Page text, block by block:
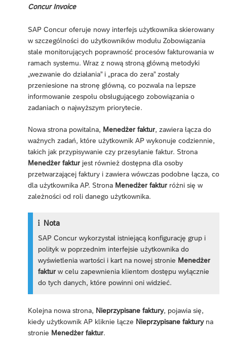
Concur Invoice
SAP Concur oferuje nowy interfejs użytkownika skierowany
w szczególności do użytkowników modułu Zobowiązania
stale monitorujących poprawność procesów fakturowania w
ramach systemu. Wraz z nową stroną główną metodyki
„wezwanie do działania” i „praca do zera” zostały
przeniesione na stronę główną, co pozwala na lepsze
informowanie zespołu obsługującego zobowiązania o
zadaniach o najwyższym priorytecie.
Nowa strona powitalna, Menedżer faktur, zawiera łącza do
ważnych zadań, które użytkownik AP wykonuje codziennie,
takich jak przypisywanie czy przesyłanie faktur. Strona
Menedżer faktur jest również dostępna dla osoby
przetwarzającej faktury i zawiera wówczas podobne łącza, co
dla użytkownika AP. Strona Menedżer faktur różni się w
zależności od roli danego użytkownika.
Nota
SAP Concur wykorzystał istniejącą konfigurację grup i
polityk w poprzednim interfejsie użytkownika do
wyświetlenia wartości i kart na nowej stronie Menedżer
faktur w celu zapewnienia klientom dostępu wyłącznie
do tych danych, które powinni oni widzieć.
Kolejna nowa strona, Nieprzypisane faktury, pojawia się,
kiedy użytkownik AP kliknie łącze Nieprzypisane fakturyna
stronie Menedżer faktur.